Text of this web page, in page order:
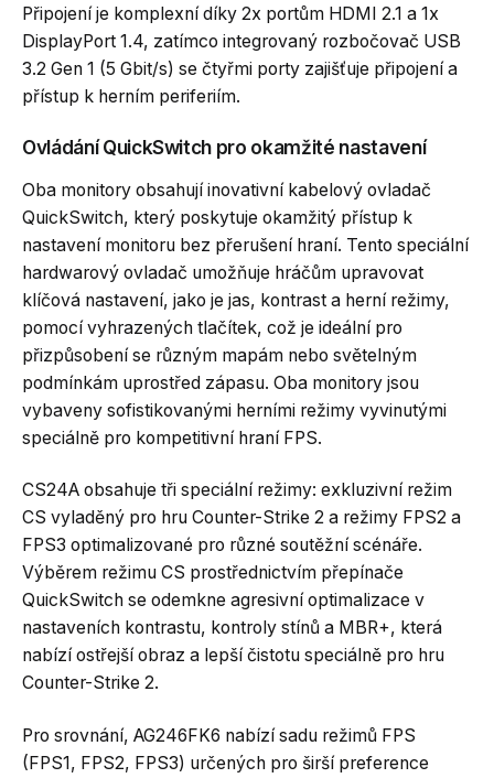
Připojení je komplexní díky 2x portům HDMI 2.1 a 1x
DisplayPort 1.4, zatímco integrovaný rozbočovač USB
3.2 Gen 1 (5 Gbit/s) se čtyřmi porty zajišťuje připojení a
přístup k herním periferiím.
Ovládání QuickSwitch pro okamžité nastavení
Oba monitory obsahují inovativní kabelový ovladač
QuickSwitch, který poskytuje okamžitý přístup k
nastavení monitoru bez přerušení hraní. Tento speciální
hardwarový ovladač umožňuje hráčům upravovat
klíčová nastavení, jako je jas, kontrast a herní režimy,
pomocí vyhrazených tlačítek, což je ideální pro
přizpůsobení se různým mapám nebo světelným
podmínkám uprostřed zápasu. Oba monitory jsou
vybaveny sofistikovanými herními režimy vyvinutými
speciálně pro kompetitivní hraní FPS.
CS24A obsahuje tři speciální režimy: exkluzivní režim
CS vyladěný pro hru Counter-Strike 2 a režimy FPS2 a
FPS3 optimalizované pro různé soutěžní scénáře.
Výběrem režimu CS prostřednictvím přepínače
QuickSwitch se odemkne agresivní optimalizace v
nastaveních kontrastu, kontroly stínů a MBR+, která
nabízí ostřejší obraz a lepší čistotu speciálně pro hru
Counter-Strike 2.
Pro srovnání, AG246FK6 nabízí sadu režimů FPS
(FPS1, FPS2, FPS3) určených pro širší preference